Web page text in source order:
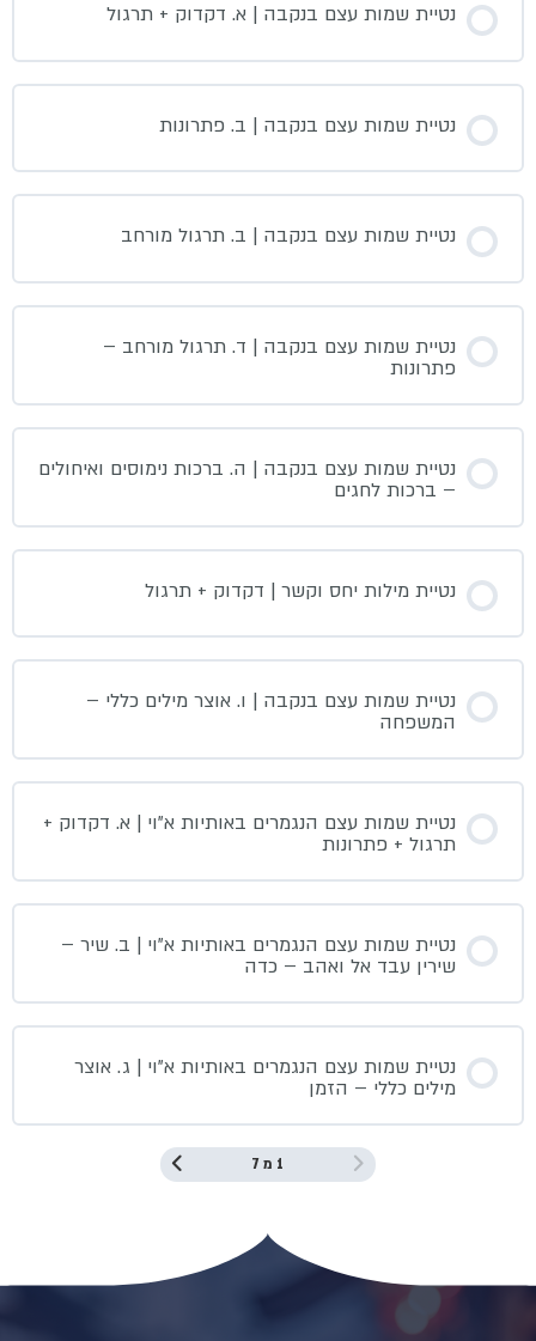
נטיית שמות עצם בנקבה | א. דקדוק + תרגול
נטיית שמות עצם בנקבה | ב. פתרונות
נטיית שמות עצם בנקבה | ב. תרגול מורחב
נטיית שמות עצם בנקבה | ד. תרגול מורחב –
פתרונות
נטיית שמות עצם בנקבה | ה. ברכות נימוסים ואיחולים
– ברכות לחגים
נטיית מילות יחס וקשר | דקדוק + תרגול
נטיית שמות עצם בנקבה | ו. אוצר מילים כללי –
המשפחה
נטיית שמות עצם הנגמרים באותיות א”וי | א. דקדוק +
תרגול + פתרונות
נטיית שמות עצם הנגמרים באותיות א”וי | ב. שיר –
שירין עבד אל ואהב – כדה
נטיית שמות עצם הנגמרים באותיות א”וי | ג. אוצר
מילים כללי – הזמן
1 מ 7